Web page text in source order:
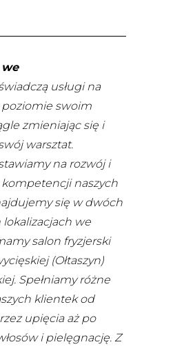
we
usługi na
poziomie swoim
zmieniając się i
warsztat.
na rozwój i
naszych
się w dwóch
lokalizacjach we
salon fryzjerski
(Ołtaszyn)
Spełniamy różne
klientek od
upięcia aż po
i pielęgnację. Z